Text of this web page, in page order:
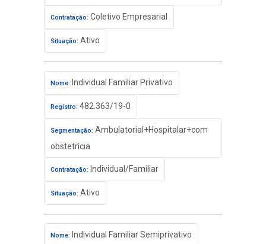
Contratação: Coletivo Empresarial
Situação: Ativo
Nome: Individual Familiar Privativo
Registro: 482.363/19-0
Segmentação: Ambulatorial+Hospitalar+com
obstetrícia
Contratação: Individual/Familiar
Situação: Ativo
Nome: Individual Familiar Semiprivativo